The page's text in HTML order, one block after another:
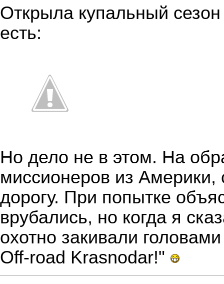
Открыла купальный
есть:
Но дело не в этом. На
миссионеров из
дорогу. При попытке
врубались, но когда я
охотно закивали
Оff-road Krasnodar!"